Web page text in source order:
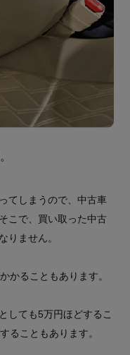
てしまうので、中古車
こで、買い取った中古
りません。
かることもあります。
しても5万円ほどするこ
ることもあります。